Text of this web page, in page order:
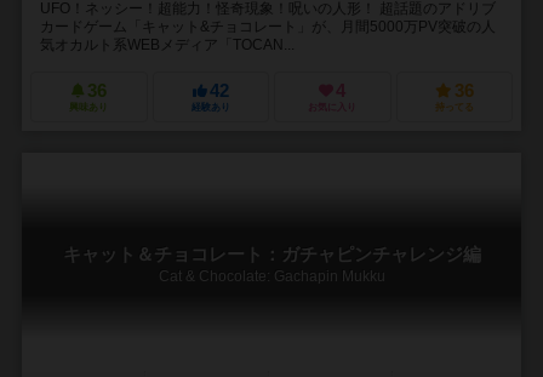
UFO！ネッシー！超能力！怪奇現象！呪いの人形！ 超話題のアドリブ
カードゲーム「キャット&チョコレート」が、月間5000万PV突破の人
気オカルト系WEBメディア「TOCAN...
36
興味あり
42
経験あり
4
お気に入り
36
持ってる
キャット＆チョコレート：ガチャピンチャレンジ編
Cat & Chocolate: Gachapin Mukku